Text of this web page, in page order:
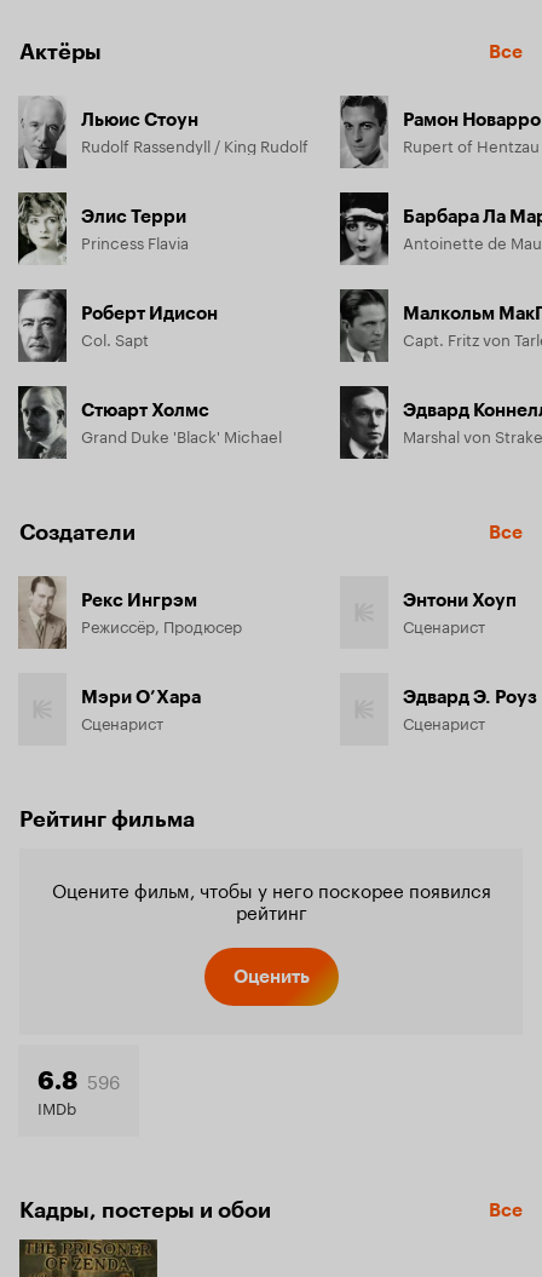
Актёры Все
Льюис Стоун
Rudolf Rassendyll / King Rudolf
Элис Терри
Princess Flavia
Роберт Идисон
Col. Sapt
Стюарт Холмс
Grand Duke 'Black' Michael
Рамон Новарро
Барбара Ла
Antoinette de
Малкольм
Capt. Fritz von
Эдвард
Marshal von
Создатели Все
Рекс Ингрэм
Режиссёр, Продюсер
Мэри О’Хара
Сценарист
Энтони Хоуп
Сценарист
Эдвард Э. Роуз
Сценарист
Рейтинг фильма
Оцените фильм, чтобы у него поскорее появился
рейтинг
Оценить
6.8 596
IMDb
Кадры, постеры и обои Все